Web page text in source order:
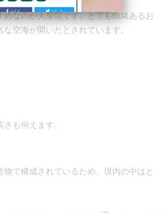
めなのが大聖院です。とても由緒あるお
空海が開いたとされています。
も伺えます。
物で構成されているため、境内の中はと